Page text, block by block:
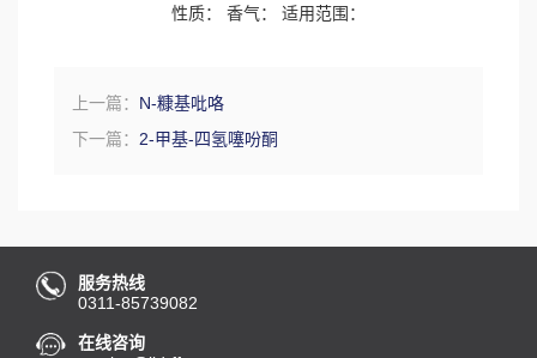
性质： 香气： 适用范围：
上一篇： N-糠基吡咯
下一篇： 2-甲基-四氢噻吩酮
服务热线
0311-85739082
在线咨询